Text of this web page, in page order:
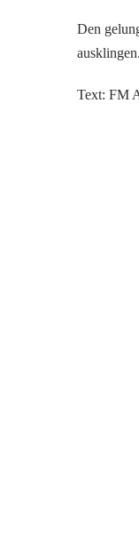
Den
ausklingen.
Text: FM